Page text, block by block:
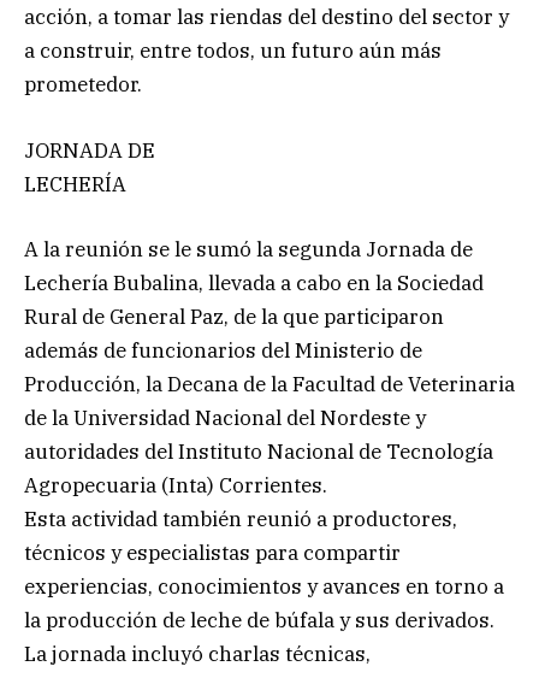
acción, a tomar las riendas del destino del sector y
a construir, entre todos, un futuro aún más
prometedor.
JORNADA DE
LECHERÍA
A la reunión se le sumó la segunda Jornada de
Lechería Bubalina, llevada a cabo en la Sociedad
Rural de General Paz, de la que participaron
además de funcionarios del Ministerio de
Producción, la Decana de la Facultad de Veterinaria
de la Universidad Nacional del Nordeste y
autoridades del Instituto Nacional de Tecnología
Agropecuaria (Inta) Corrientes.
Esta actividad también reunió a productores,
técnicos y especialistas para compartir
experiencias, conocimientos y avances en torno a
la producción de leche de búfala y sus derivados.
La jornada incluyó charlas técnicas,